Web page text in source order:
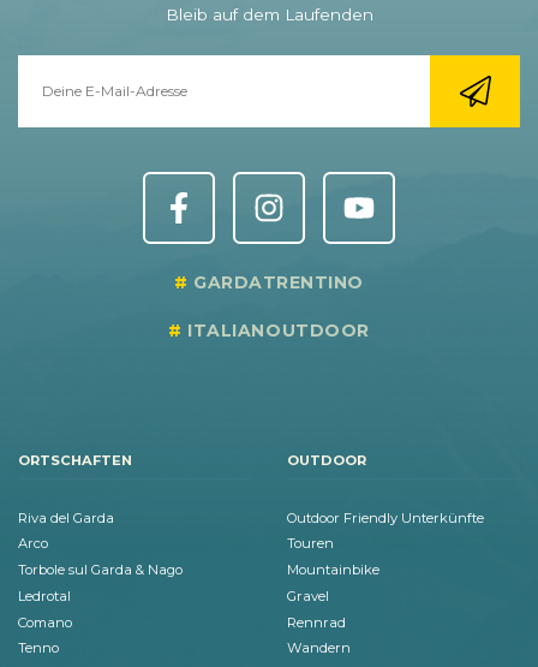
Bleib auf dem Laufenden
GARDATRENTINO
ITALIANOUTDOOR
ORTSCHAFTEN
Riva del Garda
Arco
Torbole sul Garda & Nago
Ledrotal
Comano
Tenno
OUTDOOR
Outdoor Friendly Unterkünfte
Touren
Mountainbike
Gravel
Rennrad
Wandern